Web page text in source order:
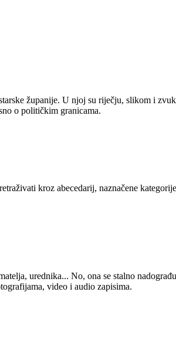
županije. U njoj su riječju, slikom i
o političkim granicama.
kroz abecedarij, naznačene
urednika... No, ona se stalno
video i audio zapisima.